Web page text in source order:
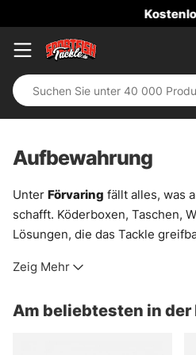
Kostenloser
Aufbewahrung
Unter Förvaring fällt alles, was
schafft. Köderboxen, Taschen,
Lösungen, die das Tackle
spart Zeit. Und Nerven sowieso.
oft die saubere Wahl, weil dort
Zeig Mehr
Am beliebtesten in der